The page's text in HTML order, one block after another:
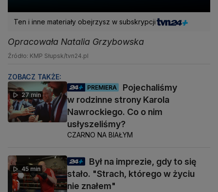
Ten i inne materiały obejrzysz w subskrypcji
Opracowała Natalia Grzybowska
Źródło: KMP Słupsk/tvn24.pl
ZOBACZ TAKŻE:
27 min
PREMIERA
Pojechaliśmy
w rodzinne strony Karola
Nawrockiego. Co o nim
usłyszeliśmy?
CZARNO NA BIAŁYM
45 min
Był na imprezie, gdy to się
stało. "Strach, którego w życiu
nie znałem"